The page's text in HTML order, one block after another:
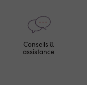
Conseils &
assistance